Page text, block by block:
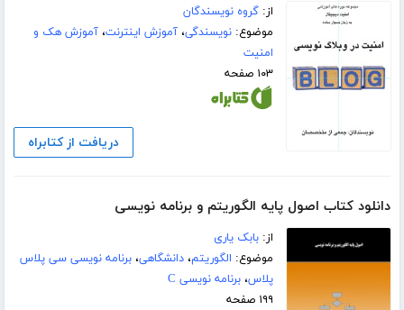
از:گروه نویسندگان
موضوع:نویسندگی،آموزش اینترنت،آموزش هک و
امنیت
۱۰۳ صفحه
دریافت از کتابراه
دانلود کتاب اصول پایه الگوریتم و برنامه نویسی
از:بابک یاری
موضوع: الگوریتم،دانشگاهی،برنامه نویسی سی پلاس
پلاس،برنامه نویسی C
۱۹۹ صفحه